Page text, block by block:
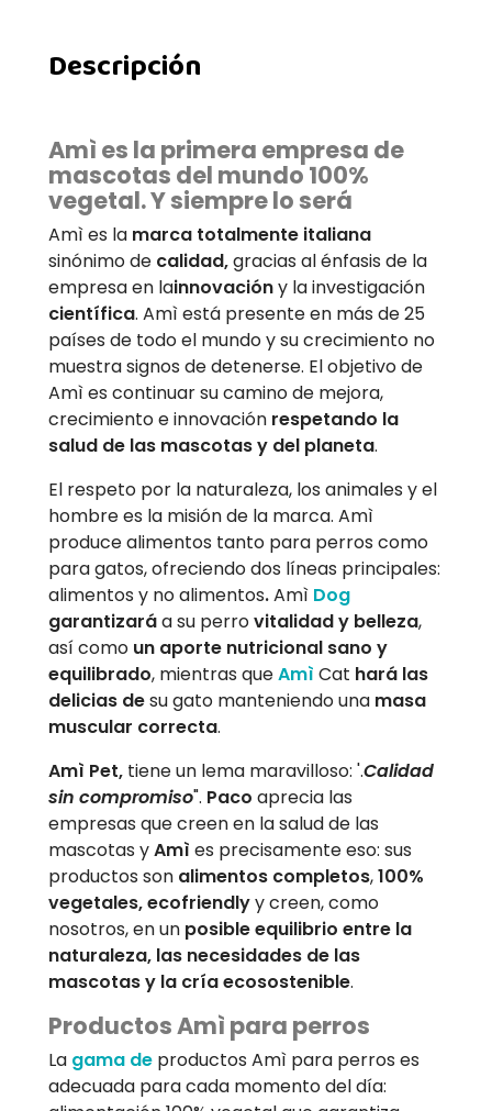
Descripción
Amì es la primera empresa de
mascotas del mundo 100%
vegetal. Y siempre lo será
Amì es la marca totalmente italiana
sinónimo de calidad,gracias al énfasis de la
empresa en lainnovacióny la investigación
científica. Amì está presente en más de 25
países de todo el mundo y su crecimiento no
muestra signos de detenerse. El objetivo de
Amì es continuar su camino de mejora,
crecimiento e innovación respetando la
salud de las mascotas y del planeta.
El respeto por la naturaleza, los animales y el
hombre es la misión de la marca. Amì
produce alimentos tanto para perros como
para gatos, ofreciendo dos líneas principales:
alimentos y no alimentos.Amì Dog
garantizaráa su perrovitalidad y belleza,
así como un aporte nutricional sano y
equilibrado, mientras queAmì Cat hará las
delicias desu gato manteniendo una masa
muscular correcta.
Amì Pet, tiene un lema maravilloso: '.Calidad
sin compromiso". Paco aprecia las
empresas que creen en la salud de las
mascotas yAmì es precisamente eso: sus
productos son alimentos completos,100%
vegetales, ecofriendlyy creen, como
nosotros, en un posible equilibrio entre la
naturaleza, las necesidades de las
mascotas y la cría ecosostenible.
Productos Amì para perros
La gama de productos Amì para perros es
adecuada para cada momento del día: